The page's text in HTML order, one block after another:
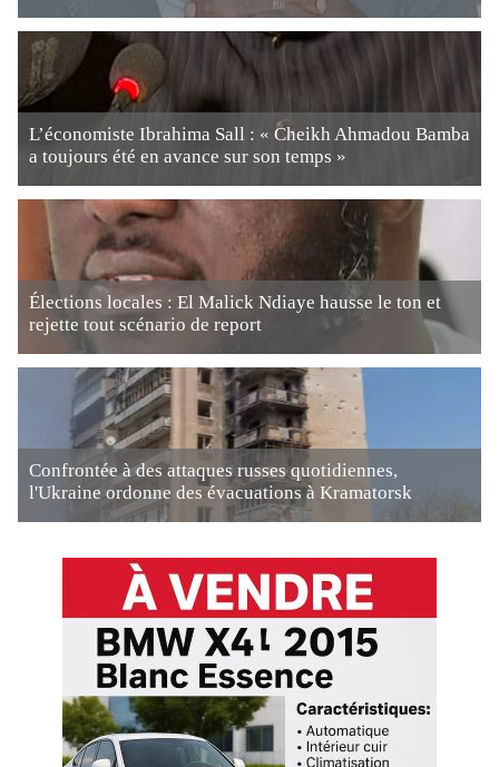
L’économiste Ibrahima Sall : « Cheikh Ahmadou Bamba
a toujours été en avance sur son temps »
Élections locales : El Malick Ndiaye hausse le ton et
rejette tout scénario de report
Confrontée à des attaques russes quotidiennes,
l'Ukraine ordonne des évacuations à Kramatorsk